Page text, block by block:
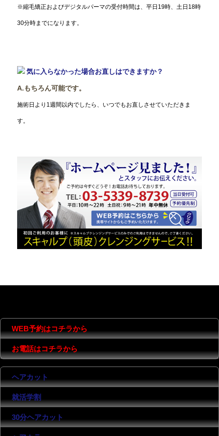
※縮毛矯正およびデジタルパーマの受付時間は、平日19時、土日18時
30分時までになります。
気に入らなかった場合お直しはできますか？
A.もちろん可能です。
施術日より1週間以内でしたら、いつでもお直しさせていただきま
す。
WEB予約はコチラから
お電話はコチラから
ヘアカット
就活学割
30分ヘアカット